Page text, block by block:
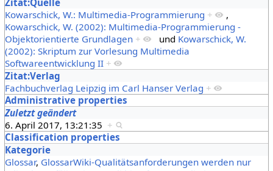
Kowarschick, W.: Multimedia-Programmierung +
,
Kowarschick, W. (2002): Multimedia-Programmierung -
Objektorientierte Grundlagen + und Kowarschick, W.
(2002): Skriptum zur Vorlesung Multimedia
Softwareentwicklung II +
Zitat:Verlag
Fachbuchverlag Leipzig im Carl Hanser Verlag +
Administrative properties
Zuletzt geändert
6. April 2017, 13:21:35 +
Classification properties
Kategorie
Glossar, GlossarWiki-Qualitätsanforderungen werden nur